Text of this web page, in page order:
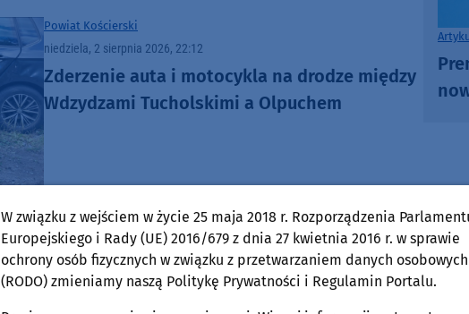
Powiat Kościerski
niedziela, 2 sierpnia 2026, 22:12
Zderzenie auta i motocykla na drodze między
Wdzydzami Tucholskimi a Olpuchem
Rozmowy w Weekend FM Powiat Kościerski
piątek, 31 lipca 2026, 12:43
Dwa dni (1-2.08) z żywym słowem. Przed nami
49. Wielewski Turniej Gawędziarzy
W związku z wejściem w życie 25 maja 2018 r. Rozporządzenia
Europejskiego i Rady (UE) 2016/679 z dnia 27 kwietnia 2016 r. w sprawie
ochrony osób fizycznych w związku z przetwarzaniem danych osobowych
(RODO) zmieniamy naszą Politykę Prywatności i Regulamin Portalu.